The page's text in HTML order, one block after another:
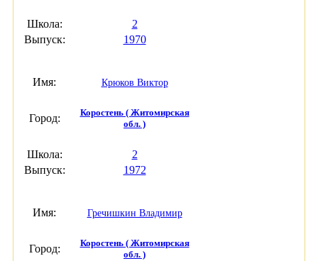
Школа:
2
Выпуск:
1970
Имя: Крюков Виктор
Город:
Коростень ( Житомирская
обл. )
Школа:
2
Выпуск:
1972
Имя: Гречишкин Владимир
Город:
Коростень ( Житомирская
обл. )